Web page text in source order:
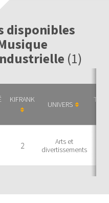
disponibles
(1)
KIFRANK
UNIVERS
2
Arts et
divertissements